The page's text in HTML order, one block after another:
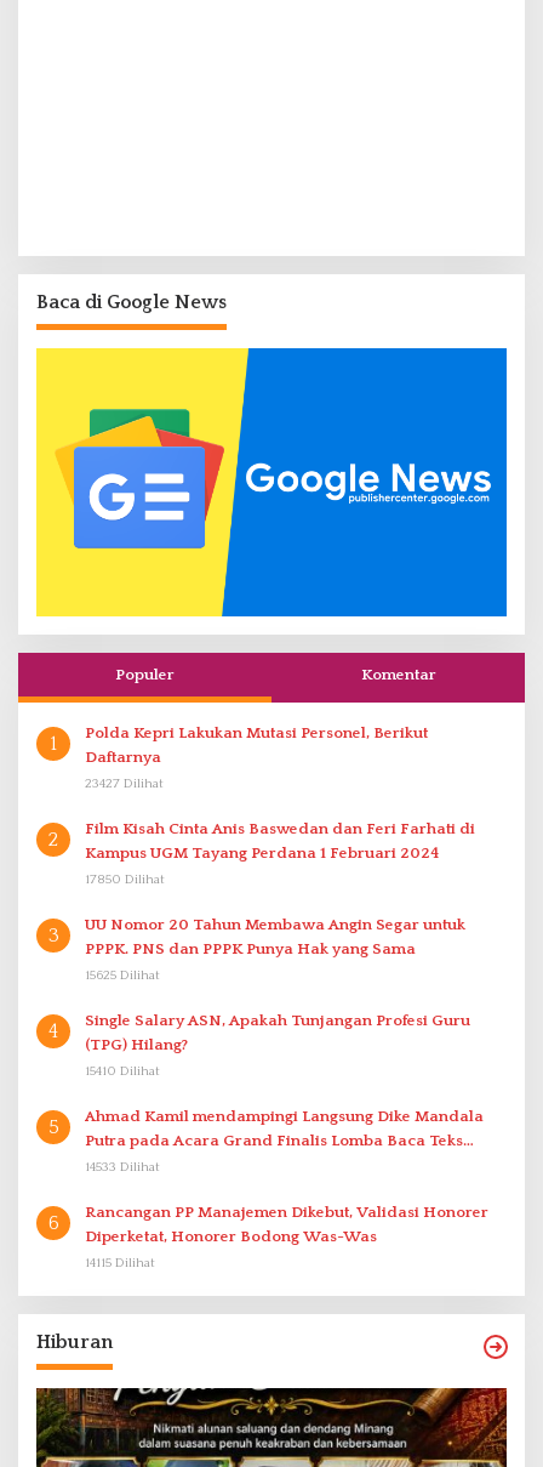
Baca di Google News
Populer Komentar
1
Polda Kepri Lakukan Mutasi Personel, Berikut
Daftarnya
23427 Dilihat
2
Film Kisah Cinta Anis Baswedan dan Feri Farhati di
Kampus UGM Tayang Perdana 1 Februari 2024
17850 Dilihat
3
UU Nomor 20 Tahun Membawa Angin Segar untuk
PPPK. PNS dan PPPK Punya Hak yang Sama
15625 Dilihat
4
Single Salary ASN, Apakah Tunjangan Profesi Guru
(TPG) Hilang?
15410 Dilihat
5
Ahmad Kamil mendampingi Langsung Dike Mandala
Putra pada Acara Grand Finalis Lomba Baca Teks
Proklamasi Mirip Bung Karno di Bali
14533 Dilihat
6
Rancangan PP Manajemen Dikebut, Validasi Honorer
Diperketat, Honorer Bodong Was-Was
14115 Dilihat
Hiburan